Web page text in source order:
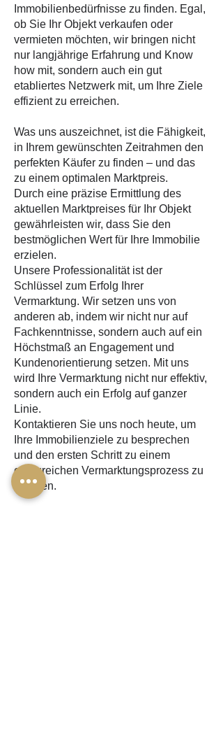
Immobilienbedürfnisse zu finden. Egal,
ob Sie Ihr Objekt verkaufen oder
vermieten möchten, wir bringen nicht
nur langjährige Erfahrung und Know
how mit, sondern auch ein gut
etabliertes Netzwerk mit, um Ihre Ziele
effizient zu erreichen.
Was uns auszeichnet, ist die Fähigkeit,
in Ihrem gewünschten Zeitrahmen den
perfekten Käufer zu finden – und das
zu einem optimalen Marktpreis.
Durch eine präzise Ermittlung des
aktuellen Marktpreises für Ihr Objekt
gewährleisten wir, dass Sie den
bestmöglichen Wert für Ihre Immobilie
erzielen.
Unsere Professionalität ist der
Schlüssel zum Erfolg Ihrer
Vermarktung. Wir setzen uns von
anderen ab, indem wir nicht nur auf
Fachkenntnisse, sondern auch auf ein
Höchstmaß an Engagement und
Kundenorientierung setzen. Mit uns
wird Ihre Vermarktung nicht nur effektiv,
sondern auch ein Erfolg auf ganzer
Linie.
Kontaktieren Sie uns noch heute, um
Ihre Immobilienziele zu besprechen
und den ersten Schritt zu einem
erfolgreichen Vermarktungsprozess zu
machen.